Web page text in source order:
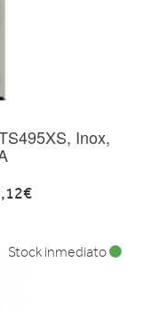
Inox,
Stock inmediato